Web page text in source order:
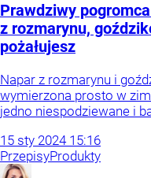
Prawdziwy
z rozmarynu,
pożałujesz
Napar z rozmarynu i
wymierzona prosto w
jedno niespodziewane i
15 sty 2024 15:16
PrzepisyProdukty